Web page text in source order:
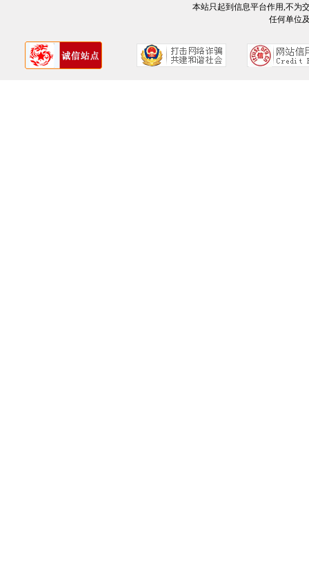
本站只起到信息平台作用,不为
任何单位